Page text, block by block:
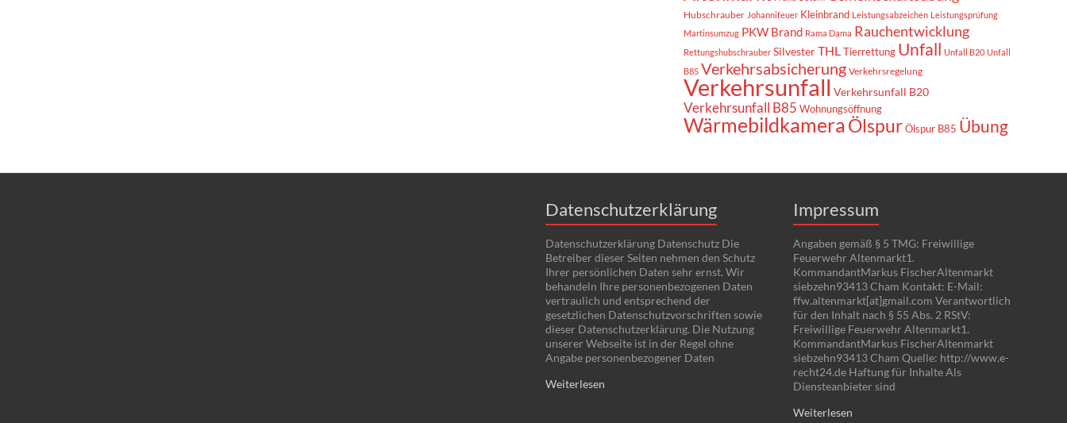
Hubschrauber Johannifeuer Kleinbrand Leistungsabzeichen Leistungsprüfung
Martinsumzug PKW Brand Rama Dama Rauchentwicklung
Rettungshubschrauber SilvesterTHLTierrettung Unfall Unfall B20 Unfall
B85 Verkehrsabsicherung Verkehrsregelung
Verkehrsunfall Verkehrsunfall B20
Verkehrsunfall B85 Wohnungsöffnung
WärmebildkameraÖlspurÖlspur B85 Übung
Datenschutzerklärung
Datenschutzerklärung Datenschutz Die
Betreiber dieser Seiten nehmen den Schutz
Ihrer persönlichen Daten sehr ernst. Wir
behandeln Ihre personenbezogenen Daten
vertraulich und entsprechend der
gesetzlichen Datenschutzvorschriften sowie
dieser Datenschutzerklärung. Die Nutzung
unserer Webseite ist in der Regel ohne
Angabe personenbezogener Daten
Weiterlesen
Impressum
Angaben gemäß § 5 TMG: Freiwillige
Feuerwehr Altenmarkt1.
KommandantMarkus FischerAltenmarkt
siebzehn93413 Cham Kontakt: E-Mail:
ffw.altenmarkt[at]gmail.com Verantwortlich
für den Inhalt nach § 55 Abs. 2 RStV:
Freiwillige Feuerwehr Altenmarkt1.
KommandantMarkus FischerAltenmarkt
siebzehn93413 Cham Quelle: http://www.e-
recht24.de Haftung für Inhalte Als
Diensteanbieter sind
Weiterlesen